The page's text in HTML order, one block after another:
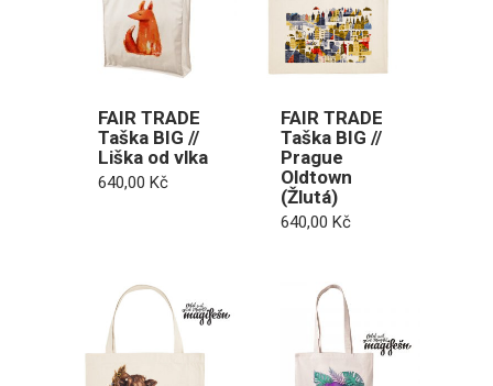
FAIR TRADE
Taška BIG //
Liška od vlka
640,00 Kč
FAIR TRADE
Taška BIG //
Prague
Oldtown
(Žlutá)
640,00 Kč